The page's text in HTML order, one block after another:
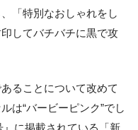
「特別なおしゃれをし
してバチバチに黒で攻
ることについて改めて
は“バービーピンク”でし
』に掲載されている「新